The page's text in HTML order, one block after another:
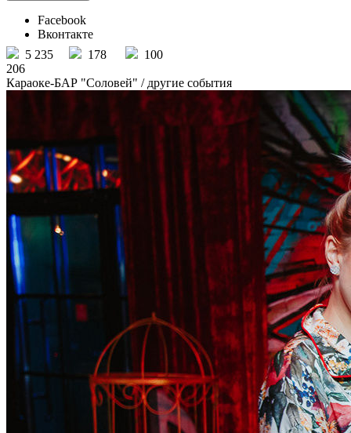
Facebook
Вконтакте
5 235
178
100
206
Караоке-БАР "Соловей" / другие события